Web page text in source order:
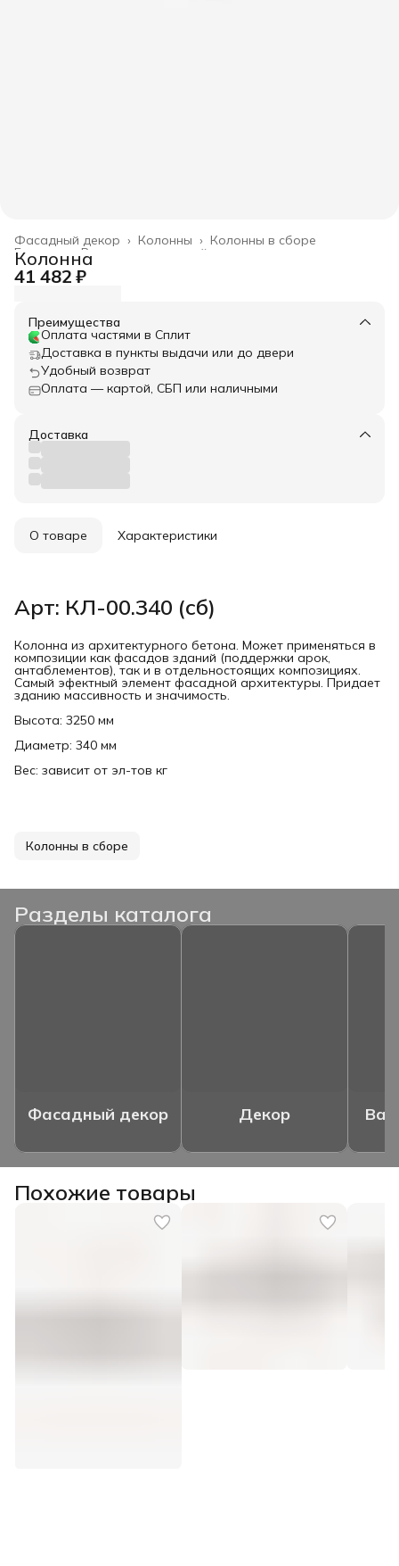
Колонны в сборе
Колонны ›
Фасадный декор ›
Весь архитектурный декор
Главная ›
Колонна
41 482 ₽
Преимущества
Оплата частями в Сплит
Доставка в пункты выдачи или до двери
Удобный возврат
Оплата — картой, СБП или наличными
Доставка
О товаре Характеристики
Арт: КЛ-00.340 (сб)
Колонна из архитектурного бетона. Может применяться в
композиции как фасадов зданий (поддержки арок,
антаблементов), так и в отдельностоящих композициях.
Самый эфектный элемент фасадной архитектуры. Придает
зданию массивность и значимость.
Высота: 3250 мм
Диаметр: 340 мм
Вес: зависит от эл-тов кг
Колонны в сборе
Разделы каталога
Фасадный декор Декор
Похожие товары